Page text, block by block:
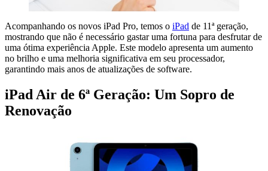
Acompanhando os novos iPad Pro, temos o iPad de 11ª geração,
mostrando que não é necessário gastar uma fortuna para desfrutar de
uma ótima experiência Apple. Este modelo apresenta um aumento
no brilho e uma melhoria significativa em seu processador,
garantindo mais anos de atualizações de software.
iPad Air de 6ª Geração: Um Sopro de
Renovação